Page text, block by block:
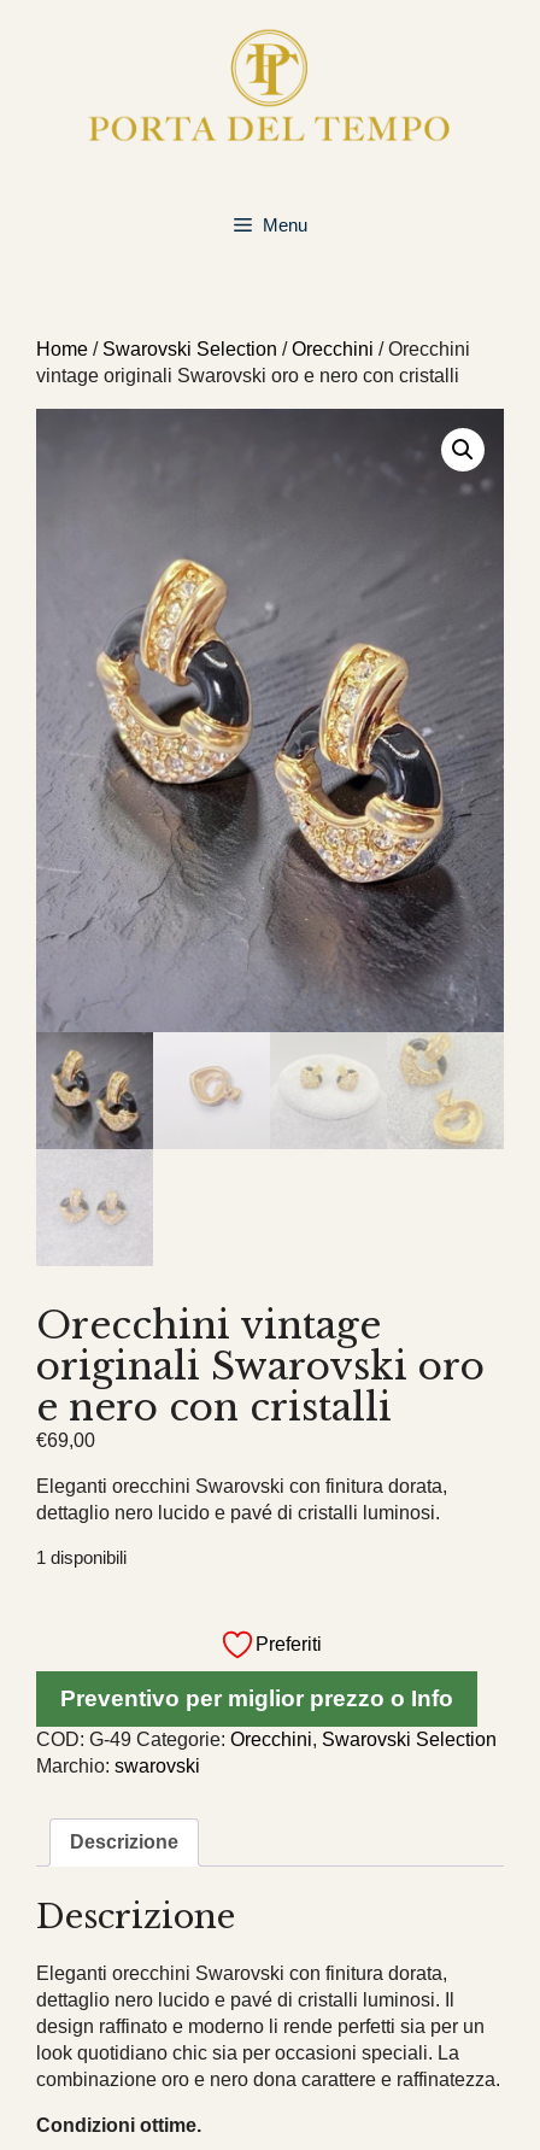
Menu
Home / Swarovski Selection /Orecchini / Orecchini
vintage originali Swarovski oro e nero con cristalli
Orecchini vintage
originali Swarovski oro
e nero con cristalli
€69,00
Eleganti orecchini Swarovski con finitura dorata,
dettaglio nero lucido e pavé di cristalli luminosi.
1 disponibili
oro
e
nero
quantità
Preferiti
Preventivo per miglior prezzo o Info
COD: G-49 Categorie: Orecchini, Swarovski Selection
Marchio: swarovski
Descrizione
Descrizione
Eleganti orecchini Swarovski con finitura dorata,
dettaglio nero lucido e pavé di cristalli luminosi. Il
design raffinato e moderno li rende perfetti sia per un
look quotidiano chic sia per occasioni speciali. La
combinazione oro e nero dona carattere e raffinatezza.
Condizioni ottime.